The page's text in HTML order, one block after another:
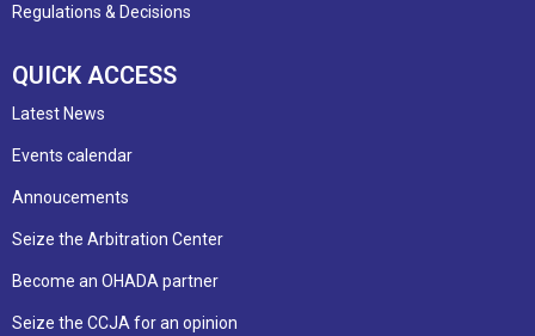
Regulations & Decisions
QUICK ACCESS
Latest News
Events calendar
Annoucements
Seize the Arbitration Center
Become an OHADA partner
Seize the CCJA for an opinion